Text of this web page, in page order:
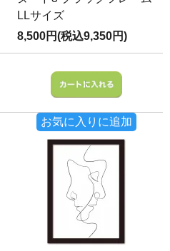
LLサイズ
8,500円(税込9,350円)
お気に入りに追加